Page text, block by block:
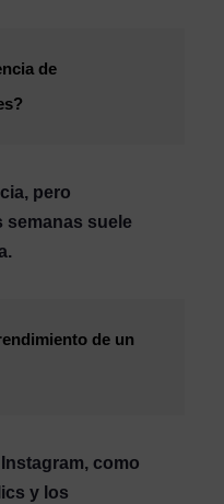
de
pero
semanas suele
de un
como
y los